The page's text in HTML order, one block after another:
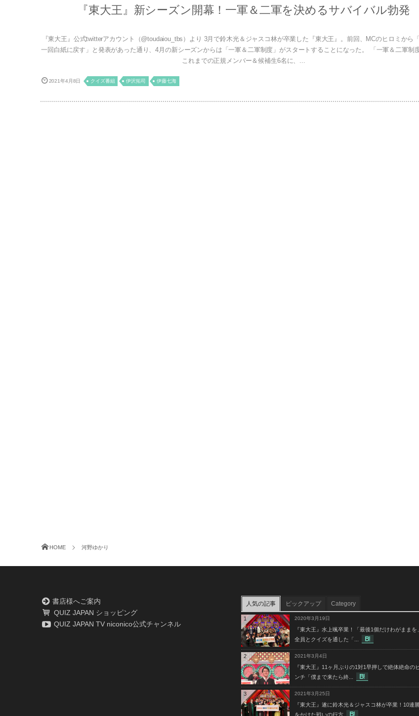
『東大王』新シーズン開幕！一軍＆二軍を決めるサバイバル勃発
『東大王』公式twitterアカウント（@toudaiou_tbs）より 3月で鈴木光＆ジャスコ林が卒業した『東大王』。前回、MCのヒロミから
一回白紙に戻す」と発表があった通り、4月の新シーズンからは「一軍＆二軍制度」がスタートすることになった。 「一軍＆二軍制度
これまでの正規メンバー＆候補生6名に、...
2021年4月8日 クイズ番組 伊沢拓司 伊藤七海
HOME 河野ゆかり
書店様へご案内
QUIZ JAPAN ショッピング
QUIZ JAPAN TV niconico公式チャンネル
人気の記事 ピックアップ Category
2020年3月19日
『東大王』水上颯卒業！「最後1個だけわがままを」
全員とクイズを通した「...
1
2021年3月4日
『東大王』11ヶ月ぶりの1対1早押しで絶体絶命の
ンチ「僕まで来たら終...
2
2021年3月25日
『東大王』遂に鈴木光＆ジャスコ林が卒業！10連
をかけた戦いの行方
3